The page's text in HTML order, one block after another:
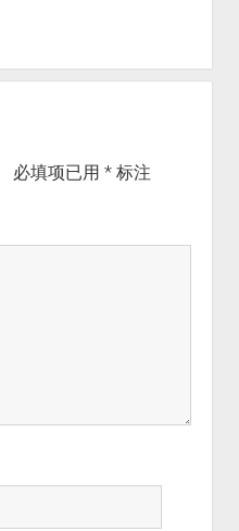
必填项已用 *标注